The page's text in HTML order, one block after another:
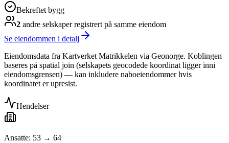
Bekreftet bygg
2 andre selskaperregistrert på samme eiendom
Se eiendommen i detalj
Eiendomsdata fra Kartverket Matrikkelen via Geonorge. Koblingen
baseres på spatial join (selskapets geocodede koordinat ligger inni
eiendomsgrensen) — kan inkludere naboeiendommer hvis
koordinatet er upresist.
Hendelser
Ansatte: 53 → 64